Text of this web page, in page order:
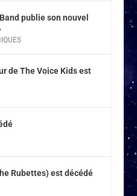
publie son nouvel
de The Voice Kids est
Rubettes) est décédé